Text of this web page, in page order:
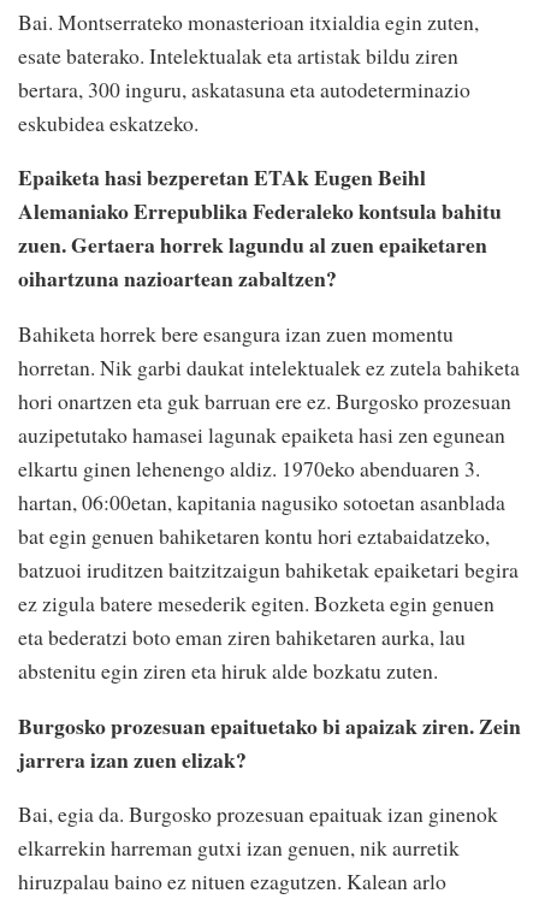
Bai. Montserrateko monasterioan itxialdia egin zuten,
esate baterako. Intelektualak eta artistak bildu ziren
bertara, 300 inguru, askatasuna eta autodeterminazio
eskubidea eskatzeko.
Epaiketa hasi bezperetan ETAk Eugen Beihl
Alemaniako Errepublika Federaleko kontsula bahitu
zuen. Gertaera horrek lagundu al zuen epaiketaren
oihartzuna nazioartean zabaltzen?
Bahiketa horrek bere esangura izan zuen momentu
horretan. Nik garbi daukat intelektualek ez zutela bahiketa
hori onartzen eta guk barruan ere ez. Burgosko prozesuan
auzipetutako hamasei lagunak epaiketa hasi zen egunean
elkartu ginen lehenengo aldiz. 1970eko abenduaren 3.
hartan, 06:00etan, kapitania nagusiko sotoetan asanblada
bat egin genuen bahiketaren kontu hori eztabaidatzeko,
batzuoi iruditzen baitzitzaigun bahiketak epaiketari begira
ez zigula batere mesederik egiten. Bozketa egin genuen
eta bederatzi boto eman ziren bahiketaren aurka, lau
abstenitu egin ziren eta hiruk alde bozkatu zuten.
Burgosko prozesuan epaituetako bi apaizak ziren. Zein
jarrera izan zuen elizak?
Bai, egia da. Burgosko prozesuan epaituak izan ginenok
elkarrekin harreman gutxi izan genuen, nik aurretik
hiruzpalau baino ez nituen ezagutzen. Kalean arlo